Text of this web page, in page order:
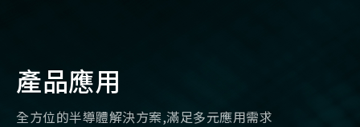
產品應用
全方位的半導體解決方案,滿足多元應用需求